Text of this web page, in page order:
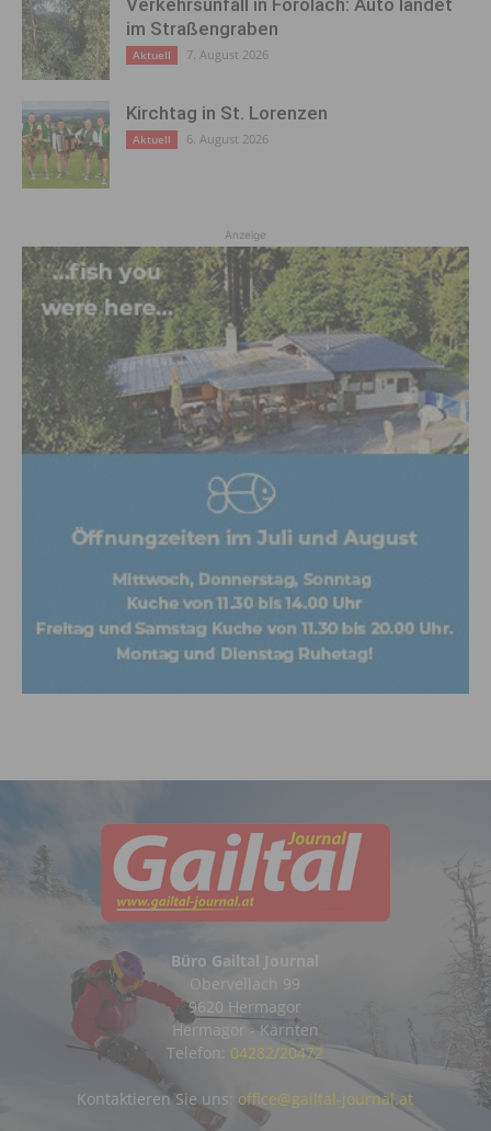
im Straßengraben
Aktuell 7. August 2026
Kirchtag in St. Lorenzen
Aktuell 6. August 2026
Anzeige
Büro Gailtal Journal
Obervellach 99
9620 Hermagor
Hermagor - Kärnten
Telefon: 04282/20472
Kontaktieren Sie uns: office@gailtal-journal.at